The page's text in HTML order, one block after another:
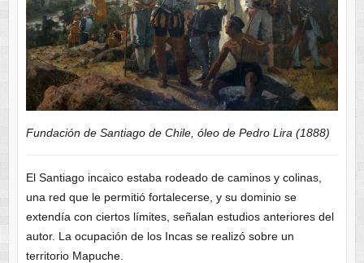
Fundación de Santiago de Chile, óleo de Pedro Lira (1888)
El Santiago incaico estaba rodeado de caminos y colinas,
una red que le permitió fortalecerse, y su dominio se
extendía con ciertos límites, señalan estudios anteriores del
autor. La ocupación de los Incas se realizó sobre un
territorio Mapuche.